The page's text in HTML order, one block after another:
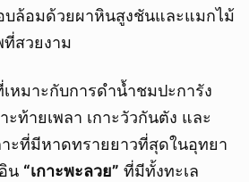
บล้อมด้วยผาหินสูงชันและแมกไม้
สวยงาม
หมาะกับการดำน้ำชมปะการัง
ะท้ายเพลา เกาะวัวกันตัง และ
าะที่มีหาดทรายยาวที่สุดในอุทยา
น “เกาะพะลวย” ที่มีทั้งทะเล